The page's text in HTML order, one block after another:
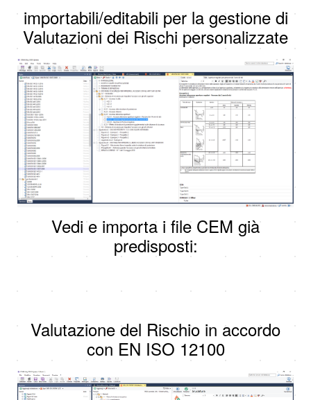
importabili/editabili per la gestione di
Valutazioni dei Rischi personalizzate
Vedi e importa i file CEM già
predisposti:
Valutazione del Rischio in accordo
con EN ISO 12100